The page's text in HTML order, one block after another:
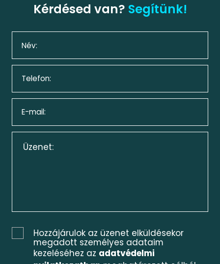
Kérdésed van? Segítünk!
Hozzájárulok az üzenet elküldésekor
megadott személyes adataim
kezeléséhez az adatvédelmi